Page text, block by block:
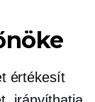
értékesít